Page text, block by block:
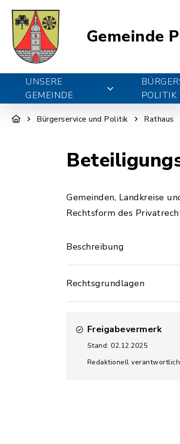
Gemeinde
UNSERE
GEMEINDE
POLITIK
Bürgerservice und Politik Rathaus
Gemeinden, Landkreise
Rechtsform des
Beschreibung
Rechtsgrundlagen
Freigabevermerk
Stand: 02.12.2025
Redaktionell